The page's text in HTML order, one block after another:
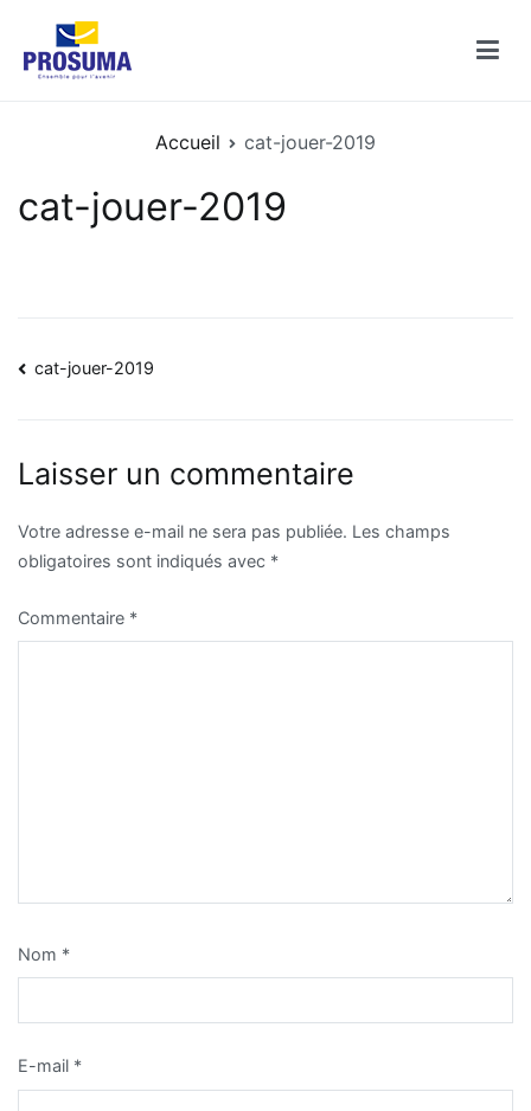
contenu
Accueil cat-jouer-2019
cat-jouer-2019
Navigation
l’article
cat-jouer-2019
Laisser un commentaire
Votre adresse e-mail ne sera pas publiée. Les champs
obligatoires sont indiqués avec *
Commentaire *
Nom *
E-mail *